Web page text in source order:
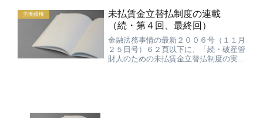
われた日の6か月前までに退職した者に
限られます。つまり、退職...
労働債権
未払賃金立替払制度の連載
（続・第４回、最終回）
金融法務事情の最新２００６号（１１月
２５日号）６２頁以下に、「続・破産管
財人のための未払賃金立替払制度の実